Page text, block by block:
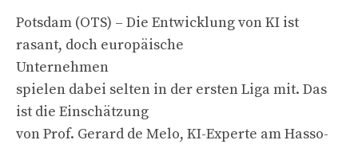
Potsdam (OTS) – Die Entwicklung von KI ist
rasant, doch europäische
Unternehmen
spielen dabei selten in der ersten Liga mit. Das
ist die Einschätzung
von Prof. Gerard de Melo, KI-Experte am Hasso-